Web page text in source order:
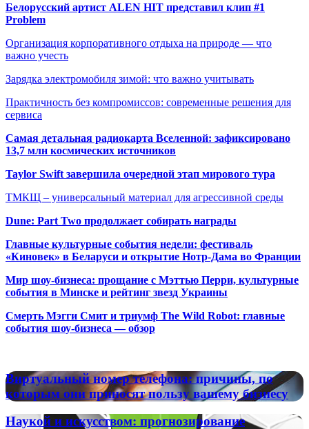
Белорусский артист ALEN HIT представил клип #1
Problem
Организация корпоративного отдыха на природе — что
важно учесть
Зарядка электромобиля зимой: что важно учитывать
Практичность без компромиссов: современные решения для
сервиса
Самая детальная радиокарта Вселенной: зафиксировано
13,7 млн космических источников
Taylor Swift завершила очередной этап мирового тура
ТМКЩ – универсальный материал для агрессивной среды
Dune: Part Two продолжает собирать награды
Главные культурные события недели: фестиваль
«Киновек» в Беларуси и открытие Нотр-Дама во Франции
Мир шоу-бизнеса: прощание с Мэттью Перри, культурные
события в Минске и рейтинг звезд Украины
Смерть Мэгги Смит и триумф The Wild Robot: главные
события шоу-бизнеса — обзор
Виртуальный
номер
телефона:
причины,
по
Виртуальный номер телефона: причины, по
которым они приносят пользу вашему бизнесу
Наукой
Наукой и искусством: прогнозирование